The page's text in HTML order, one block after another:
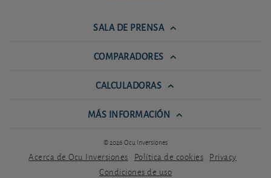
SALA DE PRENSA
COMPARADORES
CALCULADORAS
MÁS INFORMACIÓN
© 2026 Ocu Inversiones
Acerca de Ocu Inversiones Política de cookies Privacy
Condiciones de uso